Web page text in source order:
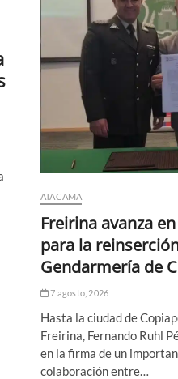
ATACAMA
Freirina avanza
para la
Gendarmería de
7 agosto, 2026
Hasta la ciudad de
Freirina, Fernando Ruhl
en la firma de un
colaboración entre…